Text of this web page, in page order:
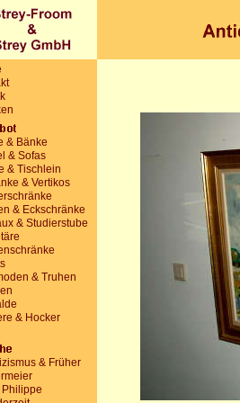
& Bänke
& Sofas
& Tischlein
& Vertikos
& Eckschränke
& Studierstube
& Truhen
& Hocker
& Früher
Philippe